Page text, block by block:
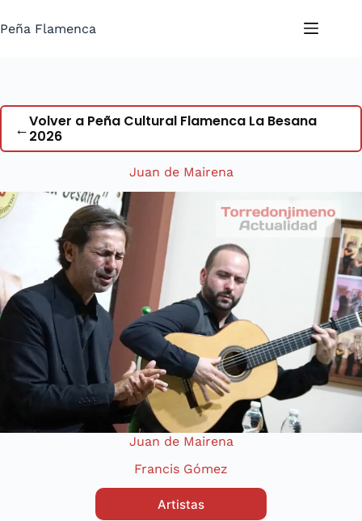
al
Peña Flamenca
←Volver a Peña Cultural Flamenca La Besana
2026
Juan de Mairena
Juan de Mairena
Francis Gómez
Artistas